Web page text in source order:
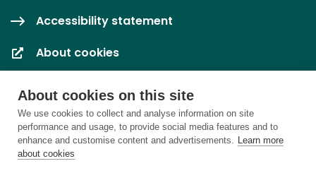
About cookies on this site
We use cookies to collect and analyse information on site
performance and usage, to provide social media features and to
enhance and customise content and advertisements. Learn more
about cookies
Accessibility statement
About cookies